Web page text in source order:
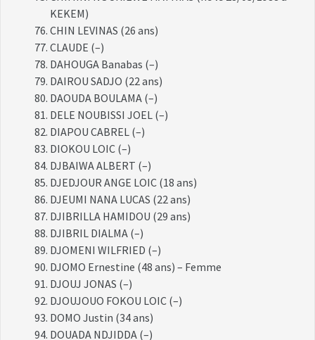
KEKEM)
CHIN LEVINAS (26 ans)
CLAUDE (–)
DAHOUGA Banabas (–)
DAIROU SADJO (22 ans)
DAOUDA BOULAMA (–)
DELE NOUBISSI JOEL (–)
DIAPOU CABREL (–)
DIOKOU LOIC (–)
DJBAIWA ALBERT (–)
DJEDJOUR ANGE LOIC (18 ans)
DJEUMI NANA LUCAS (22 ans)
DJIBRILLA HAMIDOU (29 ans)
DJIBRIL DIALMA (–)
DJOMENI WILFRIED (–)
DJOMO Ernestine (48 ans) – Femme
DJOUJ JONAS (–)
DJOUJOUO FOKOU LOIC (–)
DOMO Justin (34 ans)
DOUADA NDJIDDA (–)